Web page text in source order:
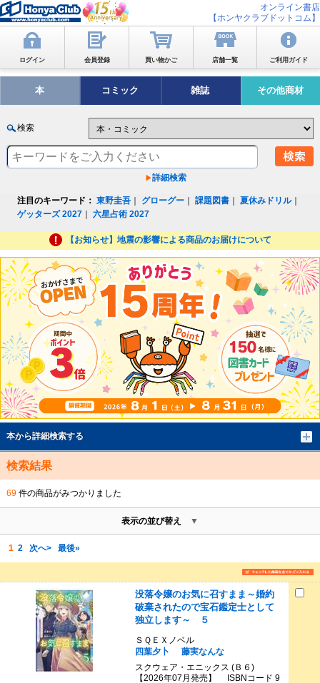
オンライン書店
【ホンヤクラブドットコム】
ログイン 会員登録 買い物かご 店舗一覧 ご利用ガイド
本 コミック 雑誌 その他商材
検索
詳細検索
注目のキーワード： 東野圭吾 グローグー ｜課題図書 ｜夏休みドリル｜
ゲッターズ 2027 ｜六星占術 2027
【お知らせ】地震の影響による商品のお届けについて
本から詳細検索する
検索結果
69件の商品がみつかりました
表示の並び替え
1 2 次へ> 最後»
没落令嬢のお気に召すまま～婚約
破棄されたので宝石鑑定士として
独立します～ ５
ＳＱＥＸノベル
四葉夕卜
藤実なんな
スクウェア・エニックス (Ｂ６)
【2026年07月発売】 ISBNコード 9